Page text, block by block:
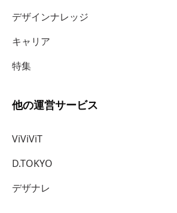
デザインナレッジ
キャリア
特集
他の運営サービス
ViViViT
D.TOKYO
デザナレ